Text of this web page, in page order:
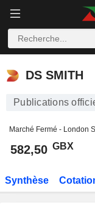
DS SMITH
DS SMITH
Publications
Marché Fermé - London
582,50 GBX
Synthèse